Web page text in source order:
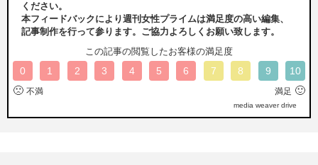
ください。
本フィードバックにより週刊女性プライムは満足度の高い編集、
記事制作を行って参ります。ご協力よろしくお願い致します。
この記事の閲覧したお客様の満足度
0 1 2 3 4 5 6 7 8 9 10
🙁 不満 満足 🙂
media weaver drive